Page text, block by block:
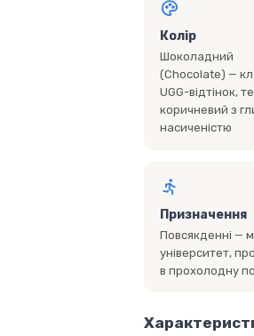
Колір
Шоколадний
(Chocolate) —
UGG-відтінок,
коричневий з
насиченістю
Призначення
Повсякденні —
університет,
в прохолодну